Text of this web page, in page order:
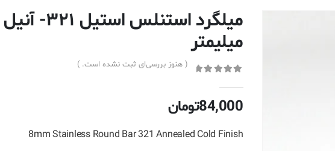
میلیمتر
( هنوز بررسی‌ای ثبت نشده است. )
84,000تومان
8mm Stainless Round Bar 321 Annealed Cold Finish